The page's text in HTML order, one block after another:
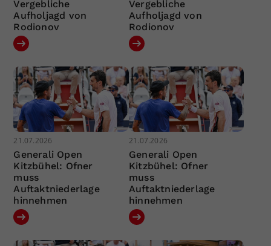
Vergebliche
Aufholjagd von
Rodionov
Vergebliche
Aufholjagd von
Rodionov
21.07.2026
Generali Open
Kitzbühel: Ofner
muss
Auftaktniederlage
hinnehmen
21.07.2026
Generali Open
Kitzbühel: Ofner
muss
Auftaktniederlage
hinnehmen